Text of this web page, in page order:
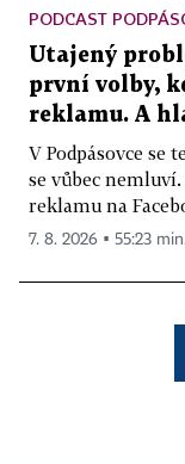
PODCAST
Utajený
první volby,
reklamu. A
V Podpásovce se
se vůbec
reklamu na
7. 8. 2026 ▪ 55:23 min.